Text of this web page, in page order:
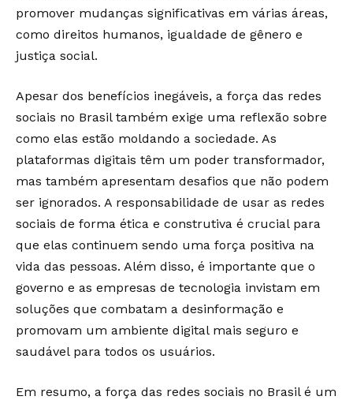
promover mudanças significativas em várias áreas,
como direitos humanos, igualdade de gênero e
justiça social.
Apesar dos benefícios inegáveis, a força das redes
sociais no Brasil também exige uma reflexão sobre
como elas estão moldando a sociedade. As
plataformas digitais têm um poder transformador,
mas também apresentam desafios que não podem
ser ignorados. A responsabilidade de usar as redes
sociais de forma ética e construtiva é crucial para
que elas continuem sendo uma força positiva na
vida das pessoas. Além disso, é importante que o
governo e as empresas de tecnologia invistam em
soluções que combatam a desinformação e
promovam um ambiente digital mais seguro e
saudável para todos os usuários.
Em resumo, a força das redes sociais no Brasil é um